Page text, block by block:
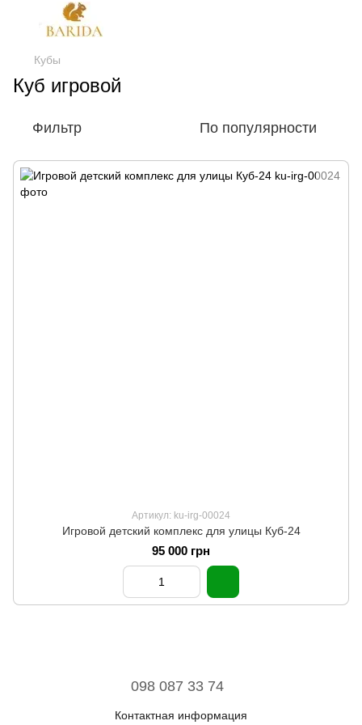
Кубы
Куб игровой
Фильтр По популярности
Артикул: ku-irg-00024
Игровой детский комплекс для улицы Куб-24
95 000 грн
098 087 33 74
Контактная информация